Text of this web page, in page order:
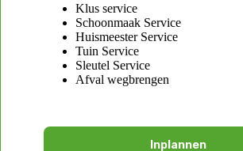
Klus service
Schoonmaak Service
Huismeester Service
Tuin Service
Sleutel Service
Afval wegbrengen
Inplannen